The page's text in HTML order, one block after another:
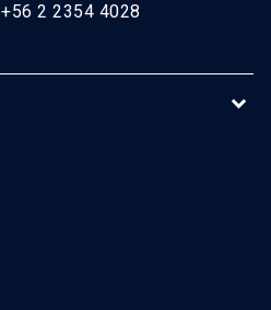
2 2354 4028